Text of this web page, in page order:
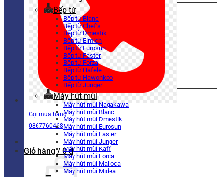
Gọi mua hàng
0867760468
Giỏ hàng / 0₫
Bếp từ
Bếp từ Blanc
Bếp từ Chef’s
Bếp từ Dmestik
Bếp từ Elmich
Bếp từ Eurosun
Bếp từ Faster
Bếp từ Forza
Bếp từ Hafele
Bếp từ Hawonkoo
Bếp từ Junger
Máy hút mùi
Máy hút mùi Nagakawa
Máy hút mùi Blanc
Máy hút mùi Dmestik
Máy hút mùi Eurosun
Máy hút mùi Faster
Máy hút mùi Junger
Máy hút mùi Kaff
Máy hút mùi Lorca
Máy hút mùi Malloca
Máy hút mùi Midea